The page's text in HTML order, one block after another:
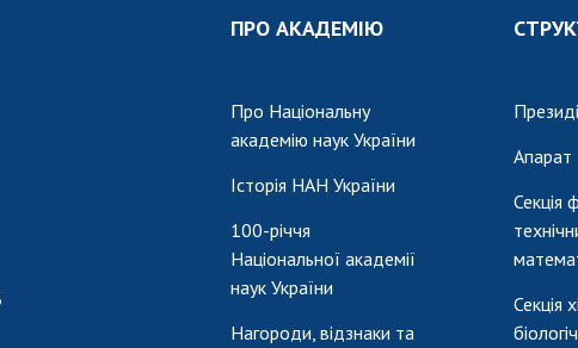
Віртуальний тур у
Концепція розвитку
Національної
Книга пам'яті
Ради, комітети
Наукові центри
Громадські
організації
ПРО АКАДЕМІЮ
Про Національну
академію наук України
Історія НАН України
100-річчя
Національної академії
наук України
Нагороди, відзнаки та
Апарат
Секція
Секція